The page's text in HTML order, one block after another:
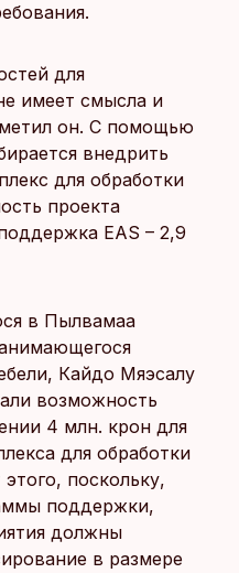
для
имеет смысла и
он. С помощью
внедрить
для обработки
проекта
EAS – 2,9
в Пылвамаа
Кайдо Мяэсалу
возможность
4 млн. крон для
для обработки
поскольку,
поддержки,
должны
в размере